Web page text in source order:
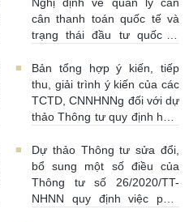
cân thanh toán quốc tế và
trạng thái đầu tư quốc tế
15:00:00
Bản tổng hợp ý kiến, tiếp
thu, giải trình ý kiến của các
TCTD, CNNHNNg đối với dự
thảo Thông tư quy định hoạt
nhận tiền gửi, mua, bán có
kỳ hạn GTCG giữa các
TCTD, CNNHNNg
20/07/2026 | 09:32:00
Dự thảo Thông tư sửa đổi,
bổ sung một số điều của
Thông tư số 26/2020/TT-
NHNN quy định việc phát